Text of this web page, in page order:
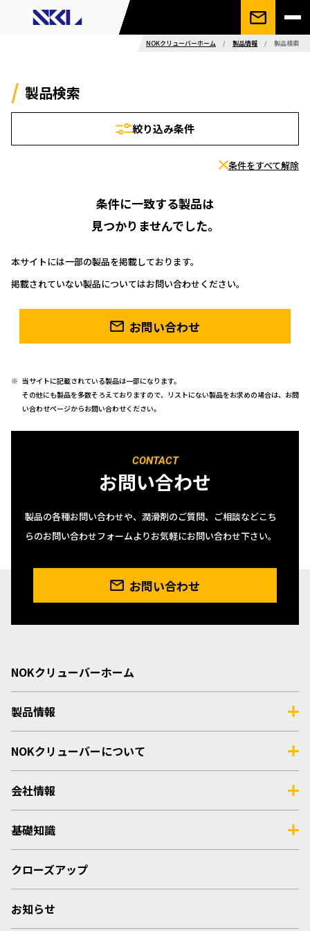
NOKクリューバーホーム / 製品情報 / 製品検索
製品検索
絞り込み条件
条件をすべて解除
条件に一致する製品は
見つかりませんでした。
本サイトには一部の製品を掲載しております。
掲載されていない製品についてはお問い合わせください。
お問い合わせ
当サイトに記載されている製品は一部になります。
その他にも製品を多数そろえておりますので、リストにない製品をお求めの場合は、お問
い合わせページからお問い合わせください。
CONTACT
お問い合わせ
製品の各種お問い合わせや、潤滑剤のご質問、ご相談などこち
らのお問い合わせフォームよりお気軽にお問い合わせ下さい。
お問い合わせ
NOKクリューバーホーム
製品情報
NOKクリューバーについて
会社情報
基礎知識
クローズアップ
お知らせ